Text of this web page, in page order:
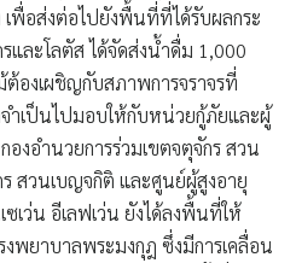
เพื่อส่งต่อไปยังพื้นที่ที่ได้รับผลกระ
และโลตัสได้จัดส่งน้ำดื่ม 1,000
องเผชิญกับสภาพการจราจรที่
ำเป็นไปมอบให้กับหน่วยกู้ภัยและผู้
กองอำนวยการร่วมเขตจตุจักร สวน
สวนเบญจกิติ และศูนย์ผู้สูงอายุ
เว่น อีเลฟเว่น ยังได้ลงพื้นที่ให้
งพยาบาลพระมงกุฎ ซึ่งมีการเคลื่อน